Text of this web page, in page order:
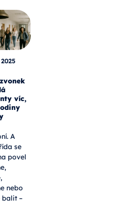
2025
víc,
A
se
povel
nebo
balit –